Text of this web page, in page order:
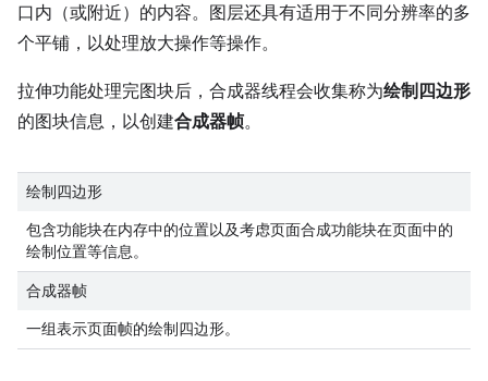
口内（或附近）的内容。图层还具有适用于不同分辨率的多
个平铺，以处理放大操作等操作。
拉伸功能处理完图块后，合成器线程会收集称为绘制四边形
的图块信息，以创建合成器帧。
绘制四边形
包含功能块在内存中的位置以及考虑页面合成功能块在页面中的
绘制位置等信息。
合成器帧
一组表示页面帧的绘制四边形。